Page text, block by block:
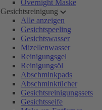
Overnight Maske
Gesichtsreinigung
Alle anzeigen
Gesichtspeeling
Gesichtswasser
Mizellenwasser
Reinigungsgel
Reinigungsöl
Abschminkpads
Abschminktücher
Gesichtsreinigungssets
Gesichtsseife